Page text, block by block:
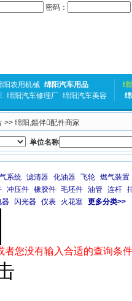
密码：
阳农用机械 绵阳汽车用品
绵阳汽车修理厂 绵阳汽车美容
绵
>> 绵阳,鏂伴配件商家
单位名称
系统 滤清器 化油器 飞轮 燃气装置
冲压件 橡胶件 毛坯件 油管 连杆
器 闪光器 仪表 火花塞 更多分类>>
者您没有输入合适的查询条